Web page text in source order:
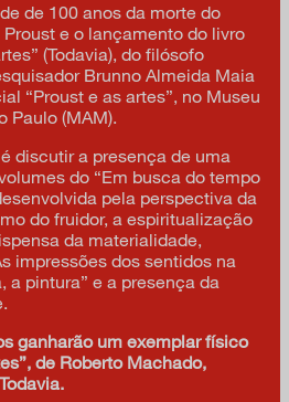
de 100 anos da morte do
e o lançamento do livro
(Todavia), do filósofo
Brunno Almeida Maia
“Proust e as artes”, no Museu
Paulo (MAM).
discutir a presença de uma
do “Em busca do tempo
pela perspectiva da
do fruidor, a espiritualização
da materialidade,
impressões dos sentidos na
a pintura” e a presença da
ganharão um exemplar físico
de Roberto Machado,